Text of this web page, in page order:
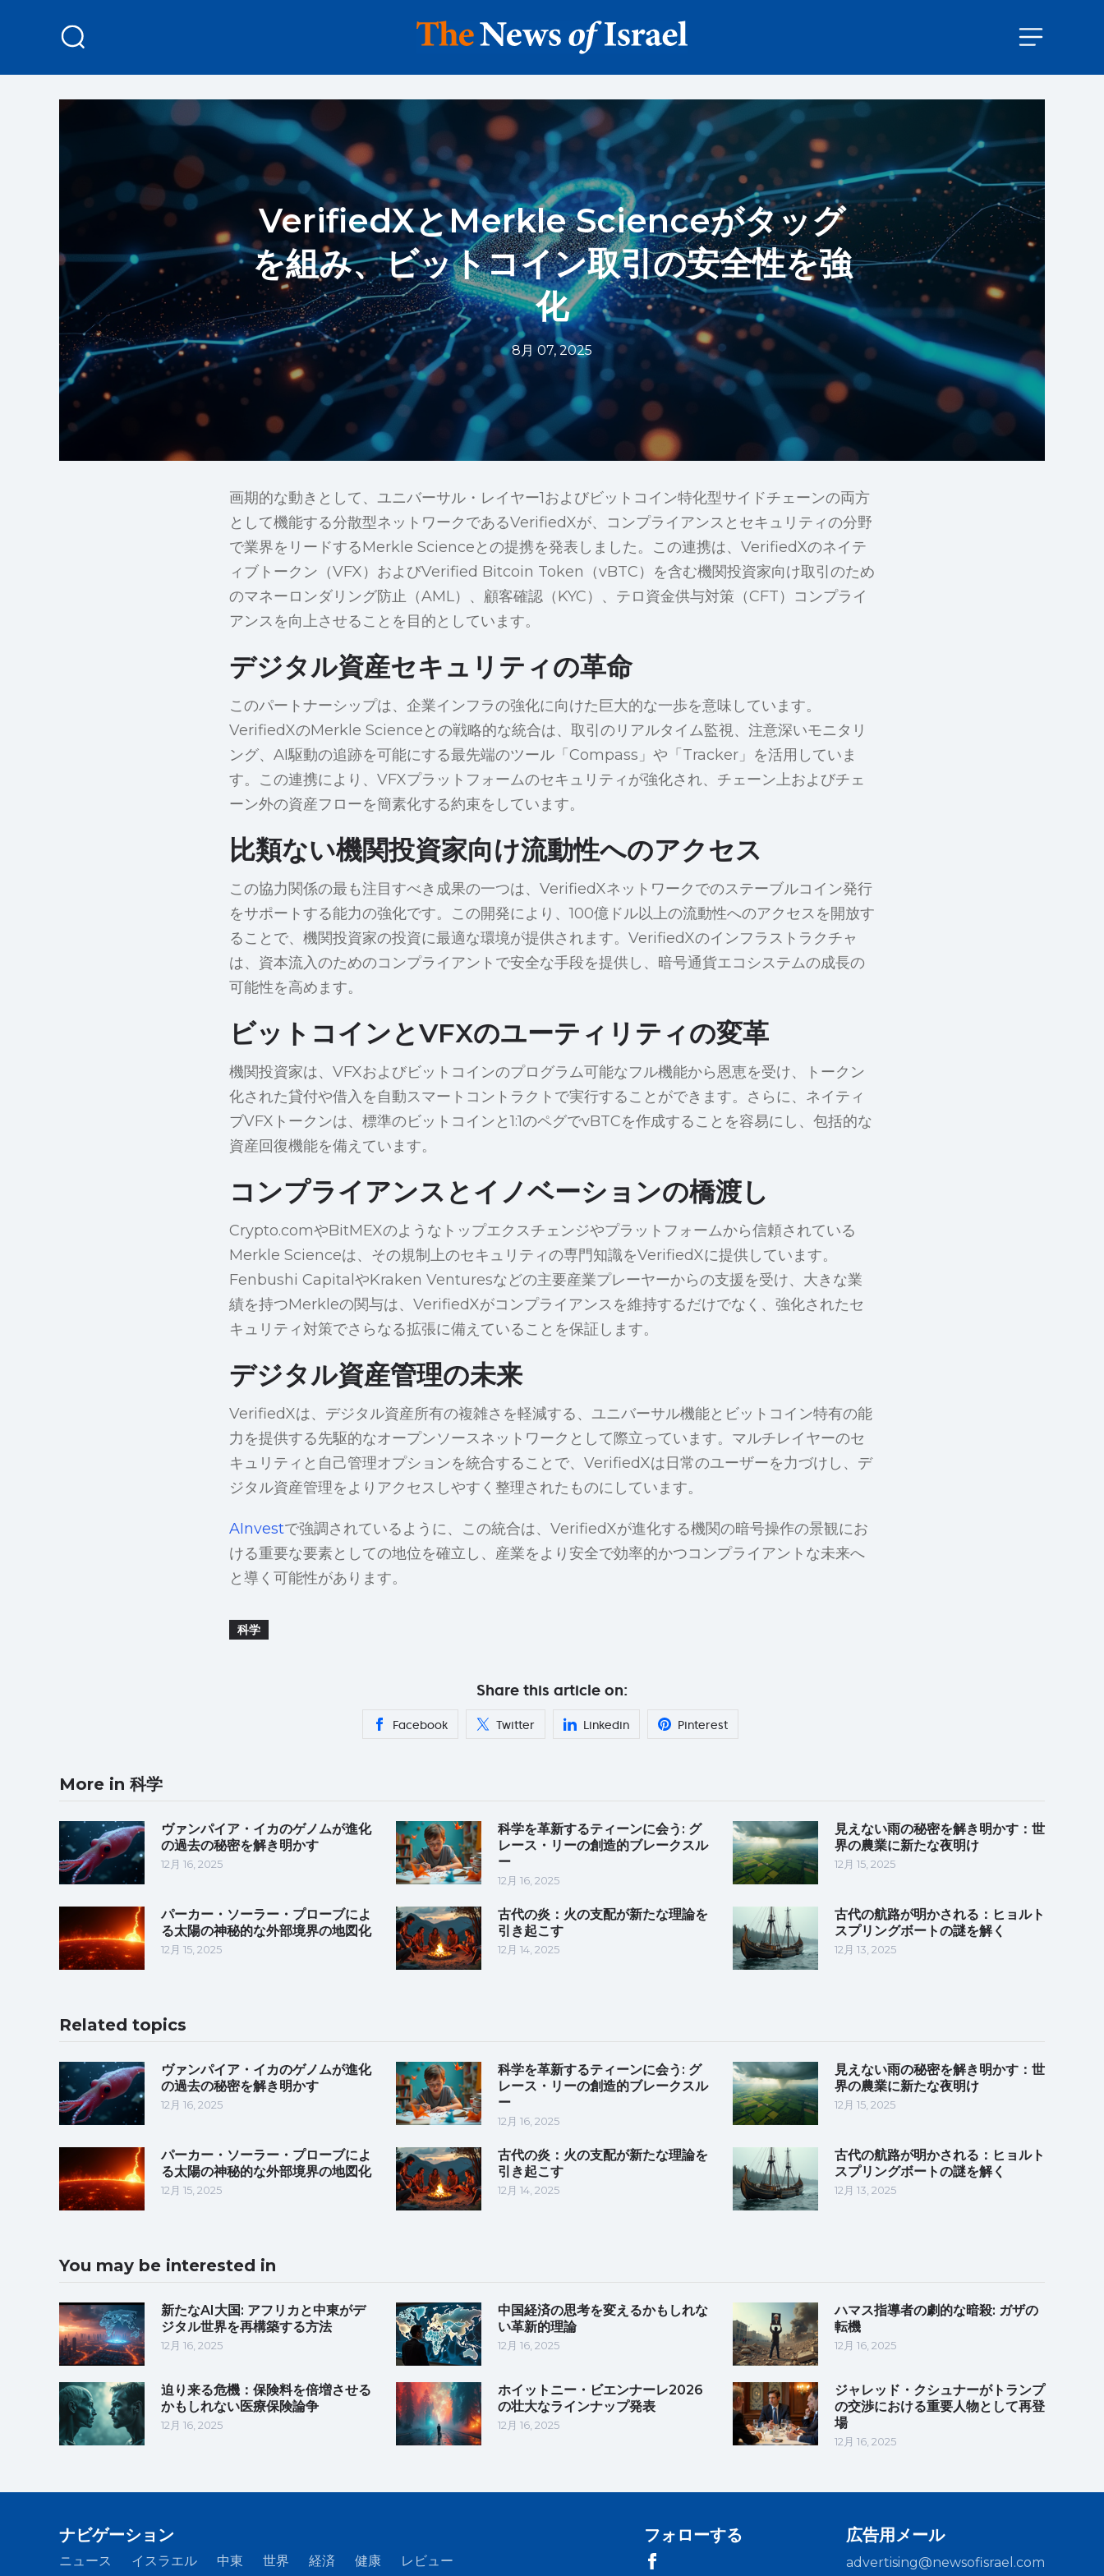
VerifiedXとMerkle Scienceがタッグ
を組み、ビットコイン取引の安全性を強
化
8月 07, 2025
画期的な動きとして、ユニバーサル・レイヤー1およびビットコイン特化型サイドチェーンの両方
として機能する分散型ネットワークであるVerifiedXが、コンプライアンスとセキュリティの分野
で業界をリードするMerkle Scienceとの提携を発表しました。この連携は、VerifiedXのネイテ
ィブトークン（VFX）およびVerified Bitcoin Token（vBTC）を含む機関投資家向け取引のため
のマネーロンダリング防止（AML）、顧客確認（KYC）、テロ資金供与対策（CFT）コンプライ
アンスを向上させることを目的としています。
デジタル資産セキュリティの革命
このパートナーシップは、企業インフラの強化に向けた巨大的な一歩を意味しています。
VerifiedXのMerkle Scienceとの戦略的な統合は、取引のリアルタイム監視、注意深いモニタリ
ング、AI駆動の追跡を可能にする最先端のツール「Compass」や「Tracker」を活用していま
す。この連携により、VFXプラットフォームのセキュリティが強化され、チェーン上およびチェ
ーン外の資産フローを簡素化する約束をしています。
比類ない機関投資家向け流動性へのアクセス
この協力関係の最も注目すべき成果の一つは、VerifiedXネットワークでのステーブルコイン発行
をサポートする能力の強化です。この開発により、100億ドル以上の流動性へのアクセスを開放す
ることで、機関投資家の投資に最適な環境が提供されます。VerifiedXのインフラストラクチャ
は、資本流入のためのコンプライアントで安全な手段を提供し、暗号通貨エコシステムの成長の
可能性を高めます。
ビットコインとVFXのユーティリティの変革
機関投資家は、VFXおよびビットコインのプログラム可能なフル機能から恩恵を受け、トークン
化された貸付や借入を自動スマートコントラクトで実行することができます。さらに、ネイティ
ブVFXトークンは、標準のビットコインと1:1のペグでvBTCを作成することを容易にし、包括的な
資産回復機能を備えています。
コンプライアンスとイノベーションの橋渡し
Crypto.comやBitMEXのようなトップエクスチェンジやプラットフォームから信頼されている
Merkle Scienceは、その規制上のセキュリティの専門知識をVerifiedXに提供しています。
Fenbushi CapitalやKraken Venturesなどの主要産業プレーヤーからの支援を受け、大きな業
績を持つMerkleの関与は、VerifiedXがコンプライアンスを維持するだけでなく、強化されたセ
キュリティ対策でさらなる拡張に備えていることを保証します。
デジタル資産管理の未来
VerifiedXは、デジタル資産所有の複雑さを軽減する、ユニバーサル機能とビットコイン特有の能
力を提供する先駆的なオープンソースネットワークとして際立っています。マルチレイヤーのセ
キュリティと自己管理オプションを統合することで、VerifiedXは日常のユーザーを力づけし、デ
ジタル資産管理をよりアクセスしやすく整理されたものにしています。
AInvestで強調されているように、この統合は、VerifiedXが進化する機関の暗号操作の景観にお
ける重要な要素としての地位を確立し、産業をより安全で効率的かつコンプライアントな未来へ
と導く可能性があります。
科学
Share this article on:
Facebook Twitter Linkedin Pinterest
More in 科学
ヴァンパイア・イカのゲノムが進化
の過去の秘密を解き明かす
12月 16, 2025
科学を革新するティーンに会う: グ
レース・リーの創造的ブレークスル
ー
12月 16, 2025
見えない雨の秘密を解き明かす：世
界の農業に新たな夜明け
12月 15, 2025
パーカー・ソーラー・プローブによ
る太陽の神秘的な外部境界の地図化
12月 15, 2025
古代の炎：火の支配が新たな理論を
引き起こす
12月 14, 2025
古代の航路が明かされる：ヒョルト
スプリングボートの謎を解く
12月 13, 2025
Related topics
ヴァンパイア・イカのゲノムが進化
の過去の秘密を解き明かす
12月 16, 2025
科学を革新するティーンに会う: グ
レース・リーの創造的ブレークスル
ー
12月 16, 2025
見えない雨の秘密を解き明かす：世
界の農業に新たな夜明け
12月 15, 2025
パーカー・ソーラー・プローブによ
る太陽の神秘的な外部境界の地図化
12月 15, 2025
古代の炎：火の支配が新たな理論を
引き起こす
12月 14, 2025
古代の航路が明かされる：ヒョルト
スプリングボートの謎を解く
12月 13, 2025
You may be interested in
新たなAI大国: アフリカと中東がデ
ジタル世界を再構築する方法
12月 16, 2025
中国経済の思考を変えるかもしれな
い革新的理論
12月 16, 2025
ハマス指導者の劇的な暗殺: ガザの
転機
12月 16, 2025
迫り来る危機：保険料を倍増させる
かもしれない医療保険論争
12月 16, 2025
ホイットニー・ビエンナーレ2026
の壮大なラインナップ発表
12月 16, 2025
ジャレッド・クシュナーがトランプ
の交渉における重要人物として再登
場
12月 16, 2025
ナビゲーション
ニュース イスラエル 中東 世界 経済 健康 レビュー
フォローする 広告用メール
advertising@newsofisrael.com